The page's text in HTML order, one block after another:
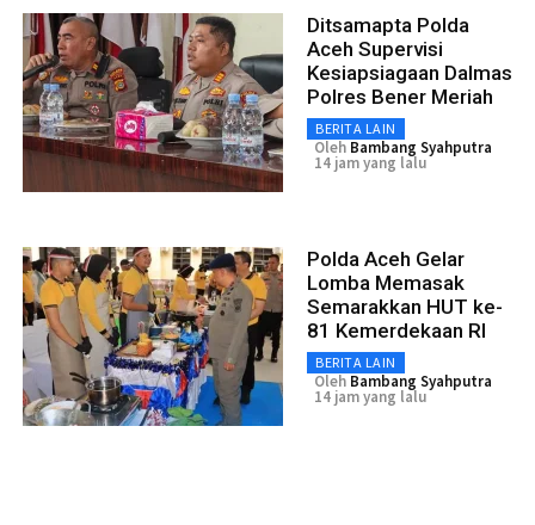
Ditsamapta Polda
Aceh Supervisi
Kesiapsiagaan Dalmas
Polres Bener Meriah
BERITA LAIN
Oleh Bambang Syahputra
14 jam yang lalu
Polda Aceh Gelar
Lomba Memasak
Semarakkan HUT ke-
81 Kemerdekaan RI
BERITA LAIN
Oleh Bambang Syahputra
14 jam yang lalu